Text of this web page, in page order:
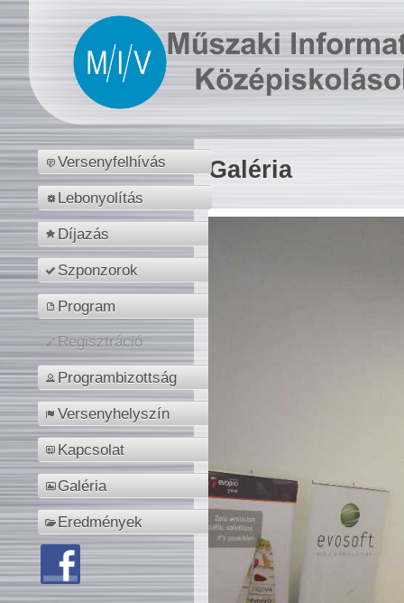
Versenyfelhívás
Lebonyolítás
Díjazás
Szponzorok
Program
Regisztráció
Programbizottság
Versenyhelyszín
Kapcsolat
Galéria
Eredmények
Galéria